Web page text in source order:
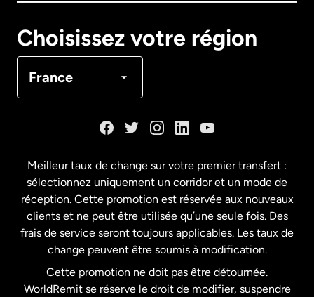
Choisissez votre région
France
Français
États-Unis English
États-Unis Español
France
Meilleur taux de change sur votre premier transfert :
sélectionnez uniquement un corridor et un mode de
réception. Cette promotion est réservée aux nouveaux
clients et ne peut être utilisée qu’une seule fois. Des
frais de service seront toujours applicables. Les taux de
change peuvent être soumis à modification.
Cette promotion ne doit pas être détournée.
WorldRemit se réserve le droit de modifier, suspendre